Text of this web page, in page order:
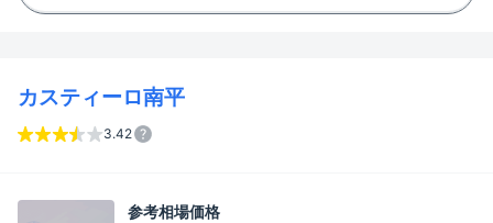
カスティーロ南平
3.42
参考相場価格